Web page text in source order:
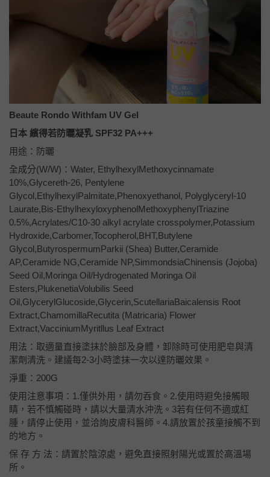
Beaute Rondo Withfam UV Gel
日本 繽得若防曬凝乳 SPF32 PA+++
用途：防曬
全成分(W/W)：Water, EthylhexylMethoxycinnamate
10%,Glycereth-26, Pentylene
Glycol,EthylhexylPalmitate,Phenoxyethanol, Polyglyceryl-10
Laurate,Bis-EthylhexyloxyphenolMethoxyphenylTriazine
0.5%,Acrylates/C10-30 alkyl acrylate crosspolymer,Potassium
Hydroxide,Carbomer,Tocopherol,BHT,Butylene
Glycol,ButyrospermumParkii (Shea) Butter,Ceramide
AP,Ceramide NG,Ceramide NP,SimmondsiaChinensis (Jojoba)
Seed Oil,Moringa Oil/Hydrogenated Moringa Oil
Esters,PlukenetiaVolubilis Seed
Oil,GlycerylGlucoside,Glycerin,ScutellariaBaicalensis Root
Extract,ChamomillaRecutita (Matricaria) Flower
Extract,VacciniumMyritllus Leaf Extract
用法：取適量直接塗抹於臉部及身體，卸除時可使用肥皂與清
潔劑清洗。建議每2-3小時塗抹一次以達防曬效果。
淨重：200G
使用注意事項：1.僅供外用，請勿吞食。2.使用時避免接觸眼
睛，若不慎觸碰時，請以大量清水沖洗。3若有任何不適或紅
腫，請停止使用，並洽詢皮膚科醫師。4.請放置於孩童接觸不到
的地方。
保 存 方 法：請置於陰涼處，避免直接照射陽光或置於高溫場
所。